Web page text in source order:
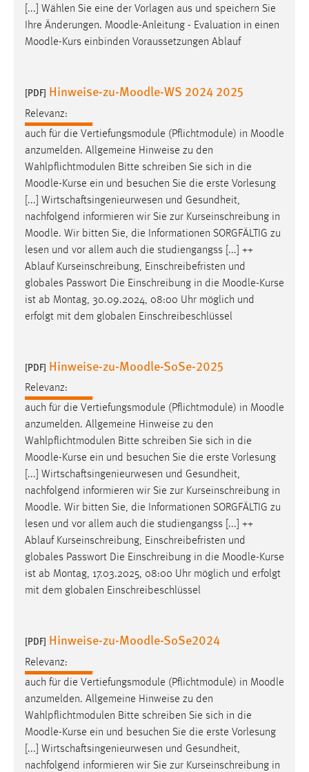
[...] Wählen Sie eine der Vorlagen aus und speichern Sie
Ihre Änderungen. Moodle-Anleitung - Evaluation in einen
Moodle-Kurs einbinden Voraussetzungen Ablauf
[PDF] Hinweise-zu-Moodle-WS 2024 2025
Relevanz:
auch für die Vertiefungsmodule (Pflichtmodule) in Moodle
anzumelden. Allgemeine Hinweise zu den
Wahlpflichtmodulen Bitte schreiben Sie sich in die
Moodle-Kurse ein und besuchen Sie die erste Vorlesung
[...] Wirtschaftsingenieurwesen und Gesundheit,
nachfolgend informieren wir Sie zur Kurseinschreibung in
Moodle. Wir bitten Sie, die Informationen SORGFÄLTIG zu
lesen und vor allem auch die studiengangss [...] ++
Ablauf Kurseinschreibung, Einschreibefristen und
globales Passwort Die Einschreibung in die Moodle-Kurse
ist ab Montag, 30.09.2024, 08:00 Uhr möglich und
erfolgt mit dem globalen Einschreibeschlüssel
[PDF] Hinweise-zu-Moodle-SoSe-2025
Relevanz:
auch für die Vertiefungsmodule (Pflichtmodule) in Moodle
anzumelden. Allgemeine Hinweise zu den
Wahlpflichtmodulen Bitte schreiben Sie sich in die
Moodle-Kurse ein und besuchen Sie die erste Vorlesung
[...] Wirtschaftsingenieurwesen und Gesundheit,
nachfolgend informieren wir Sie zur Kurseinschreibung in
Moodle. Wir bitten Sie, die Informationen SORGFÄLTIG zu
lesen und vor allem auch die studiengangss [...] ++
Ablauf Kurseinschreibung, Einschreibefristen und
globales Passwort Die Einschreibung in die Moodle-Kurse
ist ab Montag, 17.03.2025, 08:00 Uhr möglich und erfolgt
mit dem globalen Einschreibeschlüssel
[PDF] Hinweise-zu-Moodle-SoSe2024
Relevanz:
auch für die Vertiefungsmodule (Pflichtmodule) in Moodle
anzumelden. Allgemeine Hinweise zu den
Wahlpflichtmodulen Bitte schreiben Sie sich in die
Moodle-Kurse ein und besuchen Sie die erste Vorlesung
[...] Wirtschaftsingenieurwesen und Gesundheit,
nachfolgend informieren wir Sie zur Kurseinschreibung in
Conversion-Tracking
Cookie Laufzeit:
Facebook Pixel
Name:
_fbp
Anbieter:
Facebook
Zweck:
Conversion-Tracking
Cookie Laufzeit:
3 Monate
EXTERNE MEDIEN
externen Medien Cookies gesetzt.
YouTube
Vimeo